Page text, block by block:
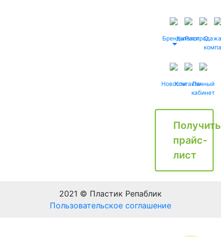
БрендыКаталог
Распродажа
О
НовостиКонтактыЛичный
кабинет
Получить
прайс-
лист
2021 © Пластик Репаблик
Пользовательское соглашение